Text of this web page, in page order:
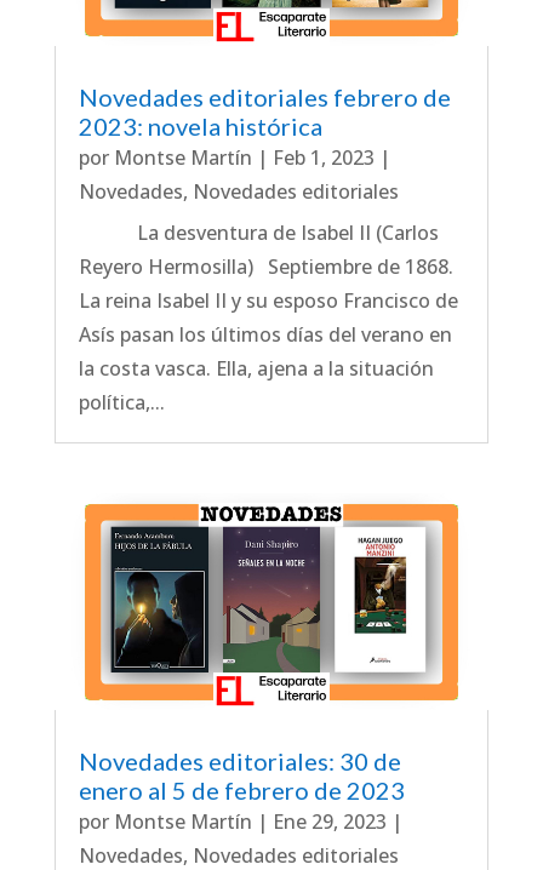
Novedades editoriales febrero de
2023: novela histórica
por Montse Martín | Feb 1, 2023 |
Novedades, Novedades editoriales
La desventura de Isabel II (Carlos
Reyero Hermosilla) Septiembre de 1868.
La reina Isabel II y su esposo Francisco de
Asís pasan los últimos días del verano en
la costa vasca. Ella, ajena a la situación
política,...
Novedades editoriales: 30 de
enero al 5 de febrero de 2023
por Montse Martín | Ene 29, 2023 |
Novedades, Novedades editoriales